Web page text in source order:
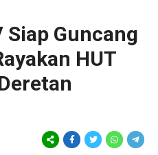
Siap Guncang
HUT